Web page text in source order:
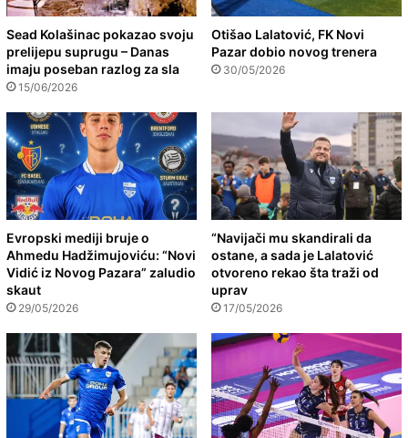
Sead Kolašinac pokazao svoju
prelijepu suprugu – Danas
imaju poseban razlog za sla
15/06/2026
Otišao Lalatović, FK Novi
Pazar dobio novog trenera
30/05/2026
Evropski mediji bruje o
Ahmedu Hadžimujoviću: “Novi
Vidić iz Novog Pazara” zaludio
skaut
29/05/2026
“Navijači mu skandirali da
ostane, a sada je Lalatović
otvoreno rekao šta traži od
uprav
17/05/2026